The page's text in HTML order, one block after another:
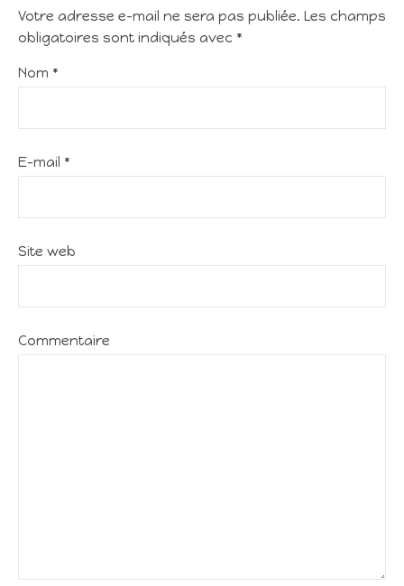
Votre adresse e-mail ne sera pas publiée. Les champs
obligatoires sont indiqués avec *
Nom *
E-mail *
Site web
Commentaire